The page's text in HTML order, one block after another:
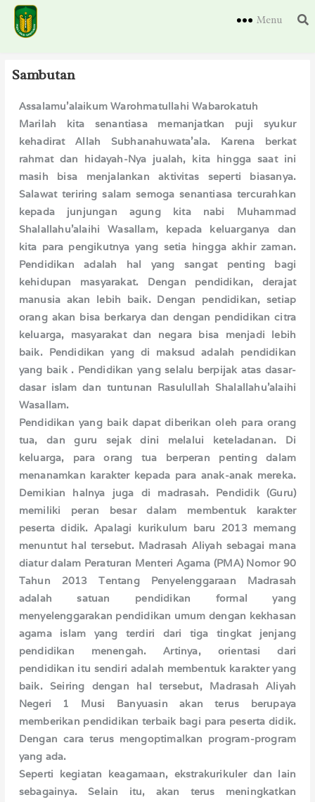
Menu
Sambutan
Assalamu’alaikum Warohmatullahi Wabarokatuh
Marilah kita senantiasa memanjatkan puji syukur
kehadirat Allah Subhanahuwata'ala. Karena berkat
rahmat dan hidayah-Nya jualah, kita hingga saat ini
masih bisa menjalankan aktivitas seperti biasanya.
Salawat teriring salam semoga senantiasa tercurahkan
kepada junjungan agung kita nabi Muhammad
Shalallahu'alaihi Wasallam, kepada keluarganya dan
kita para pengikutnya yang setia hingga akhir zaman.
Pendidikan adalah hal yang sangat penting bagi
kehidupan masyarakat. Dengan pendidikan, derajat
manusia akan lebih baik. Dengan pendidikan, setiap
orang akan bisa berkarya dan dengan pendidikan citra
keluarga, masyarakat dan negara bisa menjadi lebih
baik. Pendidikan yang di maksud adalah pendidikan
yang baik . Pendidikan yang selalu berpijak atas dasar-
dasar islam dan tuntunan Rasulullah Shalallahu'alaihi
Wasallam.
Pendidikan yang baik dapat diberikan oleh para orang
tua, dan guru sejak dini melalui keteladanan. Di
keluarga, para orang tua berperan penting dalam
menanamkan karakter kepada para anak-anak mereka.
Demikian halnya juga di madrasah. Pendidik (Guru)
memiliki peran besar dalam membentuk karakter
peserta didik. Apalagi kurikulum baru 2013 memang
menuntut hal tersebut. Madrasah Aliyah sebagai mana
diatur dalam Peraturan Menteri Agama (PMA) Nomor 90
Tahun 2013 Tentang Penyelenggaraan Madrasah
adalah satuan pendidikan formal yang
menyelenggarakan pendidikan umum dengan kekhasan
agama islam yang terdiri dari tiga tingkat jenjang
pendidikan menengah. Artinya, orientasi dari
pendidikan itu sendiri adalah membentuk karakter yang
baik. Seiring dengan hal tersebut, Madrasah Aliyah
Negeri 1 Musi Banyuasin akan terus berupaya
memberikan pendidikan terbaik bagi para peserta didik.
Dengan cara terus mengoptimalkan program-program
yang ada.
Seperti kegiatan keagamaan, ekstrakurikuler dan lain
sebagainya. Selain itu, akan terus meningkatkan